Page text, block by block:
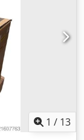
1 / 13